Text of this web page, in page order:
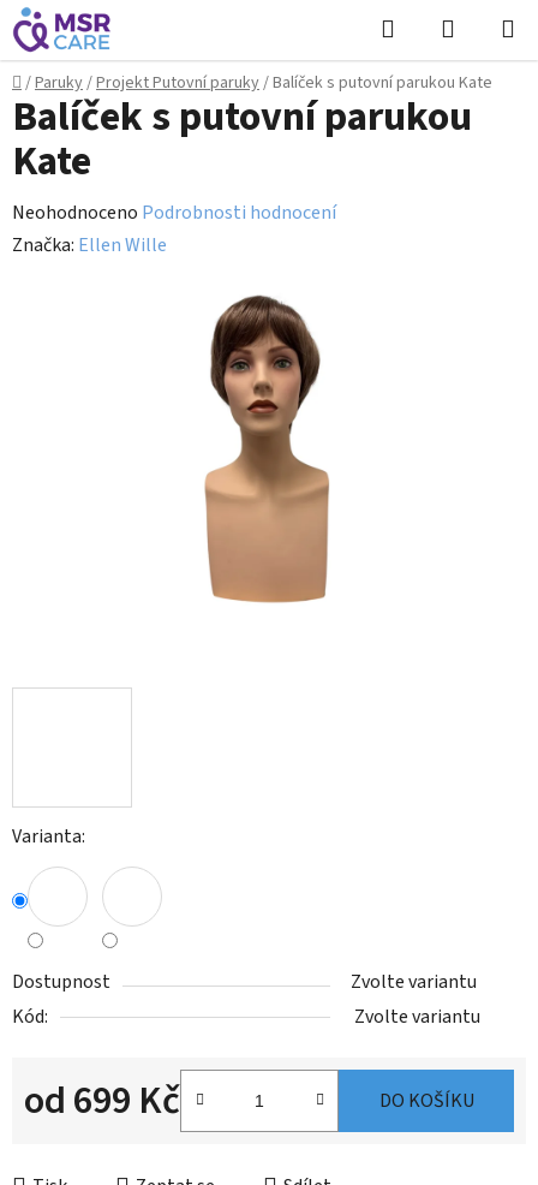
Přejít
na
obsah
Hledat
KOŠÍK
Domů
/Paruky/Projekt Putovní paruky/Balíček s putovní parukou Kate
Varianta:
Dostupnost
Zvolte variantu
Kód:
Zvolte variantu
od699 Kč DO KOŠÍKU
Balíček s putovní parukou
Kate
Průměrné
hodnocení
Neohodnoceno Podrobnosti hodnocení
Značka: Ellen Wille